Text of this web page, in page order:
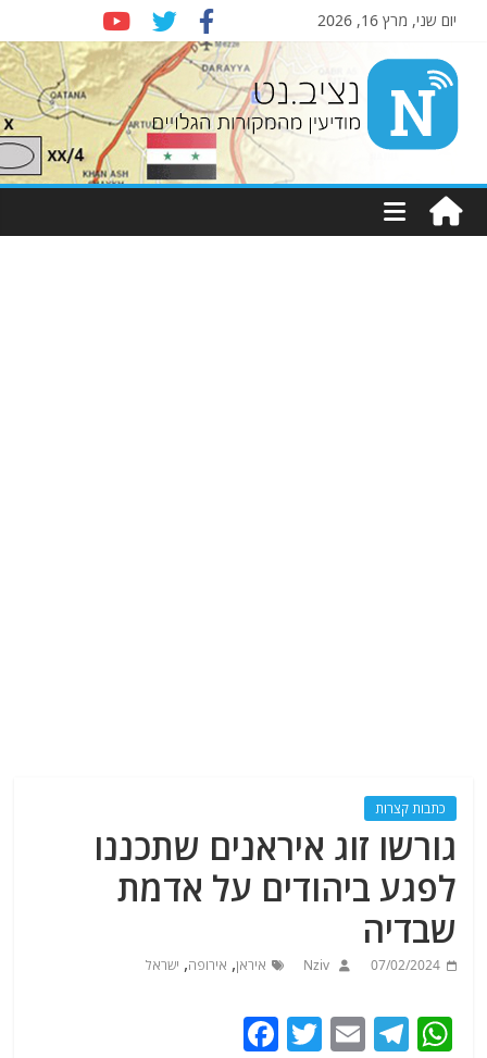
יום שני, מרץ 16, 2026
Nziv.net
מודיעין
מהמקורות
כתבות קצרות
גורשו זוג איראנים שתכננו
לפגע ביהודים על אדמת
שבדיה
07/02/2024
Nziv איראן, אירופה, ישראל
W
T
E
T